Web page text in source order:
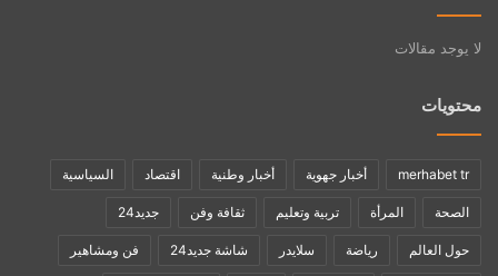
لا يوجد مقالات
محتويات
merhabet tr أخبار جهوية أخبار وطنية اقتصاد السياسية
الصحة المرأة تربية وتعليم ثقافة وفن جديد24
حول العالم رياضة سلايدر شاشة جديد24 فن ومشاهير